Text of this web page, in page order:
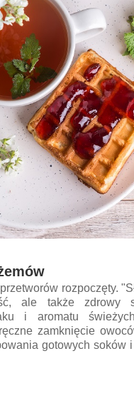
rozpoczęty.
ale także zdrowy
i aromatu
zamknięcie
gotowych soków